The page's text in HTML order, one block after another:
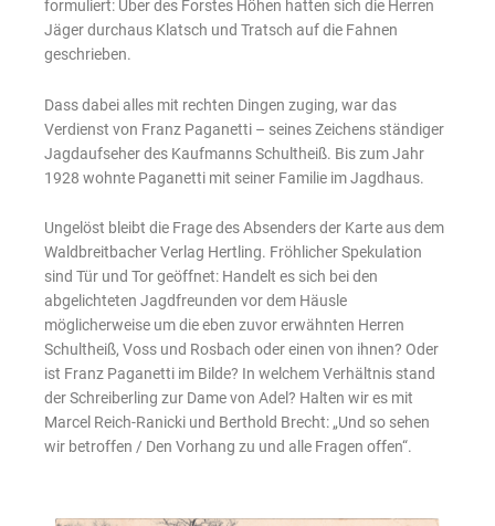
formuliert: Über des Forstes Höhen hatten sich die Herren
Jäger durchaus Klatsch und Tratsch auf die Fahnen
geschrieben.
Dass dabei alles mit rechten Dingen zuging, war das
Verdienst von Franz Paganetti – seines Zeichens ständiger
Jagdaufseher des Kaufmanns Schultheiß. Bis zum Jahr
1928 wohnte Paganetti mit seiner Familie im Jagdhaus.
Ungelöst bleibt die Frage des Absenders der Karte aus dem
Waldbreitbacher Verlag Hertling. Fröhlicher Spekulation
sind Tür und Tor geöffnet: Handelt es sich bei den
abgelichteten Jagdfreunden vor dem Häusle
möglicherweise um die eben zuvor erwähnten Herren
Schultheiß, Voss und Rosbach oder einen von ihnen? Oder
ist Franz Paganetti im Bilde? In welchem Verhältnis stand
der Schreiberling zur Dame von Adel? Halten wir es mit
Marcel Reich-Ranicki und Berthold Brecht: „Und so sehen
wir betroffen / Den Vorhang zu und alle Fragen offen“.